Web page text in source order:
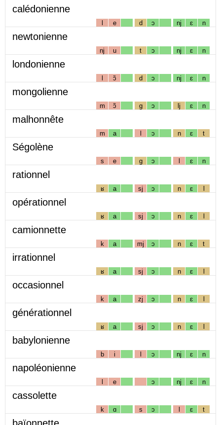
calédonienne
l e d ɔ nj ɛ n
newtonienne
nj u t ɔ nj ɛ n
londonienne
l ɔ̃ d ɔ nj ɛ n
mongolienne
m ɔ̃ g ɔ lj ɛ n
malhonnête
m a l ɔ n ɛ t
Ségolène
s e g ɔ l ɛ n
rationnel
ʁ a sj ɔ n ɛ l
opérationnel
ʁ a sj ɔ n ɛ l
camionnette
k a mj ɔ n ɛ t
irrationnel
ʁ a sj ɔ n ɛ l
occasionnel
k a zj ɔ n ɛ l
générationnel
ʁ a sj ɔ n ɛ l
babylonienne
b i l ɔ nj ɛ n
napoléonienne
l e ɔ nj ɛ n
cassolette
k ɑ s ɔ l ɛ t
baïonnette